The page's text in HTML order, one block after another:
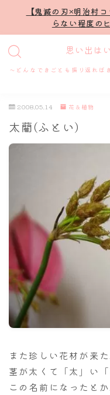
【鬼滅の刃×明治村
らない程度の
思い出は
～どんなできごとも振り返れ
MENU
プロフィール
謎解き
舞台・ライブ
名古屋
ナナちゃん人形
2008.05.14 花＆植物
太藺(ふとい)
また珍しい花材が来た
茎が太くて「太」い
この名前になったとか